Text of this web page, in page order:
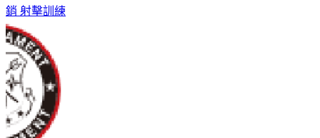
銷 射擊訓練